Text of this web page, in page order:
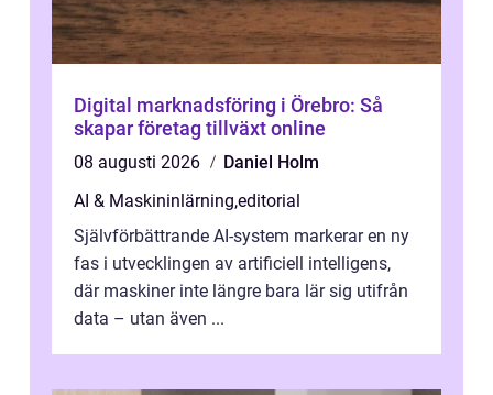
Digital marknadsföring i Örebro: Så
skapar företag tillväxt online
08 augusti 2026
Daniel Holm
AI & Maskininlärning,editorial
Självförbättrande AI-system markerar en ny
fas i utvecklingen av artificiell intelligens,
där maskiner inte längre bara lär sig utifrån
data – utan även ...